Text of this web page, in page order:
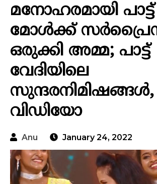
മനോഹരമായി പാട്ട്
മോൾക്ക്
ഒരുക്കി അമ്മ; പാട്ട്
വേദിയിലെ
സുന്ദരനിമിഷങ്ങൾ,
വിഡിയോ
Anu January 24, 2022